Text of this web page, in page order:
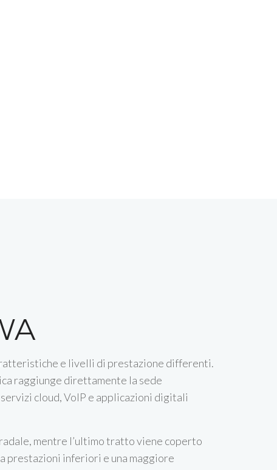
e livelli di prestazione differenti.
raggiunge direttamente la sede
cloud, VoIP e applicazioni digitali
mentre l’ultimo tratto viene coperto
prestazioni inferiori e una maggiore